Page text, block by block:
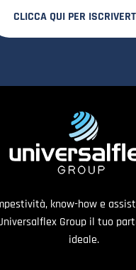
CLICCA QUI PER
know-how e
Group il tuo
ideale.